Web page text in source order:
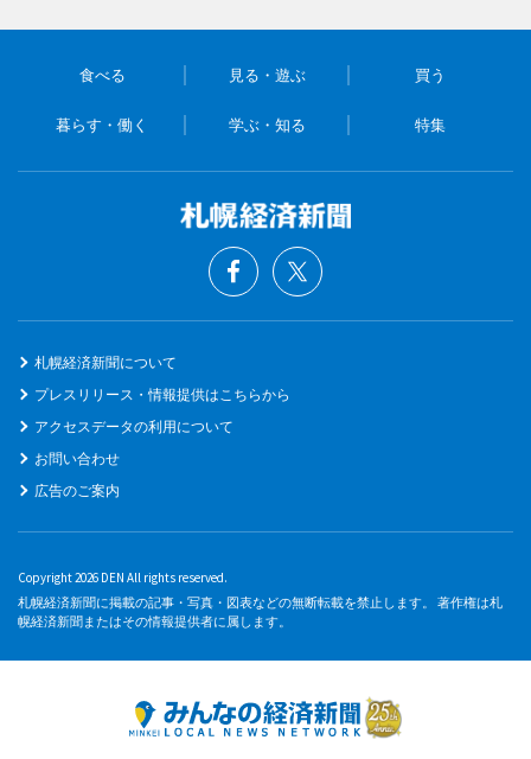
食べる 見る・遊ぶ 買う
暮らす・働く 学ぶ・知る 特集
札幌経済新聞について
プレスリリース・情報提供はこちらから
アクセスデータの利用について
お問い合わせ
広告のご案内
Copyright 2026 DEN All rights reserved.
札幌経済新聞に掲載の記事・写真・図表などの無断転載を禁止します。 著作権は札
幌経済新聞またはその情報提供者に属します。